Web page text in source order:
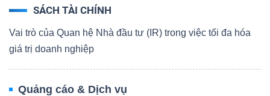
SÁCH TÀI CHÍNH
Vai trò của Quan hệ Nhà đầu tư (IR) trong việc tối đa hóa
giá trị doanh nghiệp
Quảng cáo & Dịch vụ